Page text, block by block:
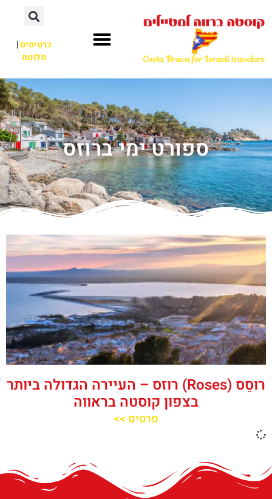
כרטיסים|
מלונות
ספורט ימי ברוזס
רוסֵס (Roses) רוזס – העיירה הגדולה ביותר
בצפון קוסטה בראווה
פרטים >>